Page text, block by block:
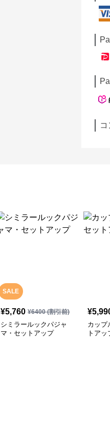
SALE
¥5,760 ¥6400(割引前)
シミラールックパジャ
マ・セットアップ
¥
カップ
トアッ